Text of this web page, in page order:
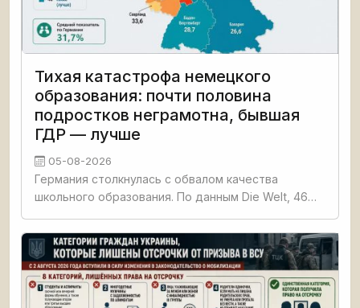
Тихая катастрофа немецкого
образования: почти половина
подростков неграмотна, бывшая
ГДР — лучше
05-08-2026
Германия столкнулась с обвалом качества
школьного образования. По данным Die Welt, 46%
чтения, счёта и письма. Четверть
четвероклассников демонстрируют